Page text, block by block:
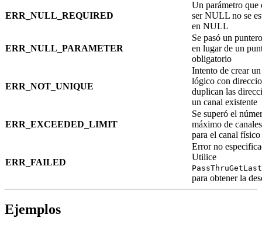
ERR_NULL_REQUIRED
Un parámetro que
ser NULL no se
en NULL
ERR_NULL_PARAMETER
Se pasó un
en lugar de un
obligatorio
ERR_NOT_UNIQUE
Intento de crear
lógico con
duplican las
un canal existente
ERR_EXCEEDED_LIMIT
Se superó el
máximo de
para el canal
ERR_FAILED
Error no
Utilice
para obtener la
Ejemplos